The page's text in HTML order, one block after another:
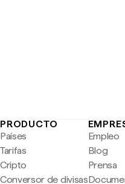
PRODUCTO
Países
Tarifas
Cripto
Conversor de divisas
Empleo
Blog
Prensa